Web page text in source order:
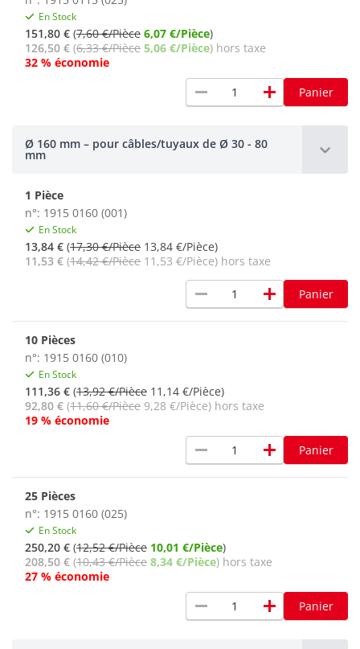
En Stock
151,80 € (7,60 €/Pièce 6,07 €/Pièce)
126,50 € (6,33 €/Pièce 5,06 €/Pièce) hors taxe
32 % économie
remove add Panier
Ø 160 mm – pour câbles/tuyaux de Ø 30 - 80
mm
1 Pièce
n°: 1915 0160 (001)
En Stock
13,84 € (17,30 €/Pièce 13,84 €/Pièce)
11,53 € (14,42 €/Pièce 11,53 €/Pièce) hors taxe
remove add Panier
10 Pièces
n°: 1915 0160 (010)
En Stock
111,36 € (13,92 €/Pièce 11,14 €/Pièce)
92,80 € (11,60 €/Pièce 9,28 €/Pièce) hors taxe
19 % économie
remove add Panier
25 Pièces
n°: 1915 0160 (025)
En Stock
250,20 € (12,52 €/Pièce 10,01 €/Pièce)
208,50 € (10,43 €/Pièce 8,34 €/Pièce) hors taxe
27 % économie
remove add Panier